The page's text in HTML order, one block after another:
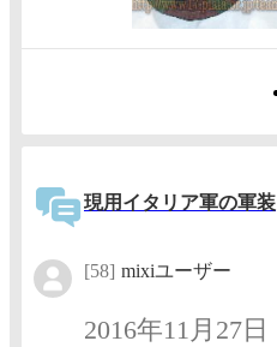
現用イタリア軍の軍装
[58] mixiユーザー
2016年11月27日